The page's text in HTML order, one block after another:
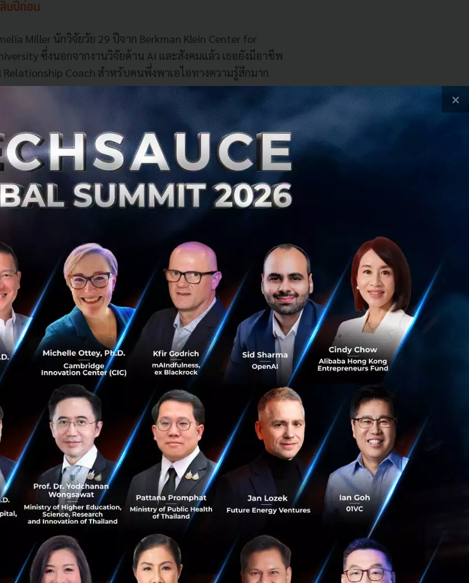
บปีก่อน
Miller นักวิจัยวัย 29 ปีจาก Berkman Klein Center for
ซึ่งนอกจากงานวิจัยด้าน AI และสังคมแล้ว เธอยังมีอาชีพ
Coach สำหรับคนพึ่งพาเอไอทางความรู้สึกมาก
อแต่เป็นการช่วยให้ผู้คน ‘ใช้งานอย่างมีสติ’ และไม่ปล่อยให้
ามสัมพันธ์กับมนุษย์จริง ๆ เพราะปัจจุบันมีผู้ใช้งานจำนวนไม่
นรัก หรือที่ปรึกษาทางอารมณ์
ของเธอเป็นผู้ชายที่ทำงานในวงการเทคโนโลยี หลายคนใช้
กษะการสื่อสารและความสัมพันธ์ในชีวิต บางคนรู้สึกว่าเอไอรับ
หลีกเลี่ยงบทสนทนากับมนุษย์ เพราะรู้สึกว่าเอไอ ‘เข้าใจง่าย
บเพิ่มขึ้นอย่างรวดเร็ว หลังจากเธอเปิดบริการในปี 2025 และ
องจำกัดจำนวนลูกค้าตามเวลาที่มี โดยให้คำปรึกษาทั้งแบบตัว
ใช่แค่เพราะคนใช้เอไอมากขึ้น แต่เพราะพฤติกรรมของผู้ใช้งาน
ในสหรัฐฯ พบว่าคนจำนวนมากใช้ Generative AI ทุกวัน และ
ขอคำแนะนำด้านชีวิตหรือระบายความรู้สึก ขณะที่ในกลุ่มวัยรุ่น
ยที่ใช้เอไอเพื่อขอคำแนะนำด้านสุขภาพจิต
ห้ ‘ตอบสนองเชิงบวก’ และสร้างความรู้สึกสบายใจให้ผู้ใช้จน
รสื่อสารจากมนุษย์ในแบบเดียวกัน ทั้งที่ในโลกจริง ความ
ทุกอย่างเหมือนเอไอ
×